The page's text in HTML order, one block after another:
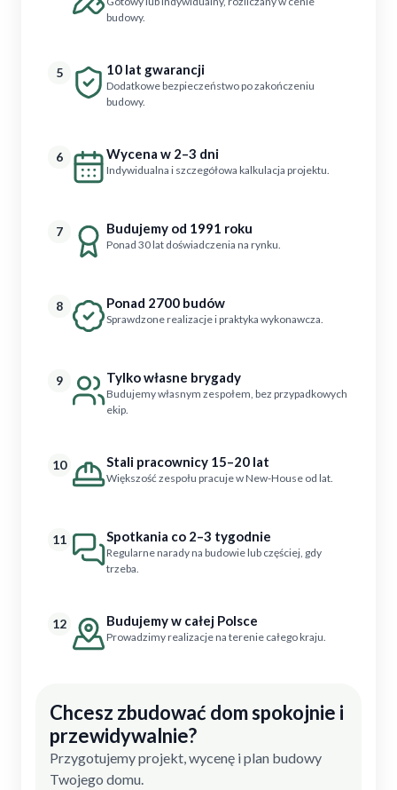
budowy.
5 10 lat gwarancji
Dodatkowe bezpieczeństwo po zakończeniu
budowy.
6 Wycena w 2–3 dni
Indywidualna i szczegółowa kalkulacja projektu.
7 Budujemy od 1991 roku
Ponad 30 lat doświadczenia na rynku.
8 Ponad 2700 budów
Sprawdzone realizacje i praktyka wykonawcza.
9 Tylko własne brygady
Budujemy własnym zespołem, bez przypadkowych
ekip.
10 Stali pracownicy 15–20 lat
Większość zespołu pracuje w New-House od lat.
11 Spotkania co 2–3 tygodnie
Regularne narady na budowie lub częściej, gdy
trzeba.
12 Budujemy w całej Polsce
Prowadzimy realizacje na terenie całego kraju.
Chcesz zbudować dom spokojnie i
przewidywalnie?
Przygotujemy projekt, wycenę i plan budowy
Twojego domu.